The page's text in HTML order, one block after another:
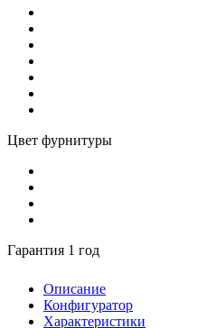
Цвет фурнитуры
Гарантия 1 год
Описание
Конфигуратор
Характеристики